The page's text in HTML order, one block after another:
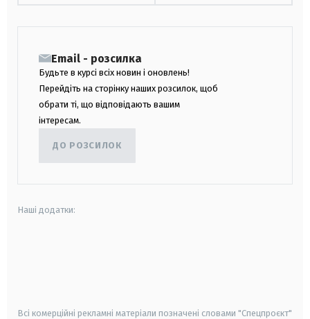
Email - розсилка
Будьте в курсі всіх новин і оновлень!
Перейдіть на сторінку наших розсилок, щоб
обрати ті, що відповідають вашим
інтересам.
ДО РОЗСИЛОК
Наші додатки:
Всі комерційні рекламні матеріали позначені словами "Спецпроєкт"